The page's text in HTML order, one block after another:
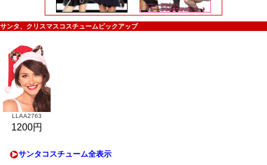
サンタ、クリスマスコスチュームピックアップ
LLAA2763
1200円
サンタコスチューム全表示